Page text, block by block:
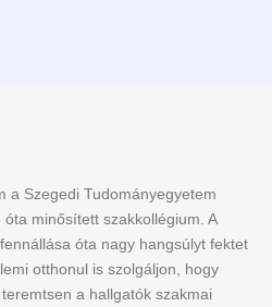
a Szegedi Tudományegyetem
minősített szakkollégium. A
óta nagy hangsúlyt fektet
otthonul is szolgáljon, hogy
a hallgatók szakmai